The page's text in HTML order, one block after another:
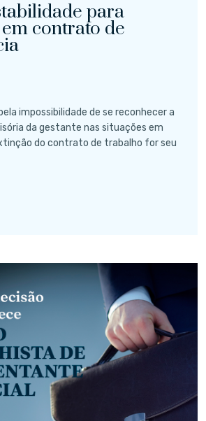
para
contrato de
impossibilidade de se reconhecer a
da gestante nas situações em
do contrato de trabalho for seu